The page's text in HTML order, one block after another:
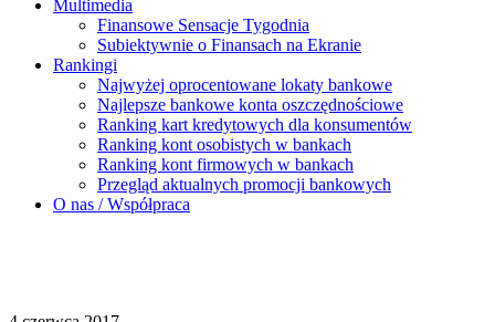
Multimedia
Finansowe Sensacje Tygodnia
Subiektywnie o Finansach na Ekranie
Rankingi
Najwyżej oprocentowane lokaty bankowe
Najlepsze bankowe konta oszczędnościowe
Ranking kart kredytowych dla konsumentów
Ranking kont osobistych w bankach
Ranking kont firmowych w bankach
Przegląd aktualnych promocji bankowych
O nas / Współpraca